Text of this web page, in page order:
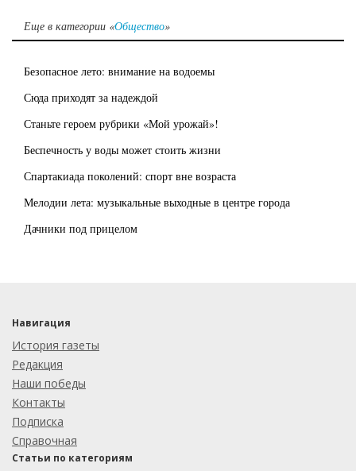
Еще в категории «Общество»
Безопасное лето: внимание на водоемы
Сюда приходят за надеждой
Станьте героем рубрики «Мой урожай»!
Беспечность у воды может стоить жизни
Спартакиада поколений: спорт вне возраста
Мелодии лета: музыкальные выходные в центре города
Дачники под прицелом
Навигация
История газеты
Редакция
Наши победы
Контакты
Подписка
Справочная
Статьи по категориям